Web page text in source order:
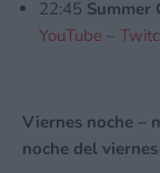
22:45 Summer
YouTube
Viernes noche –
noche del